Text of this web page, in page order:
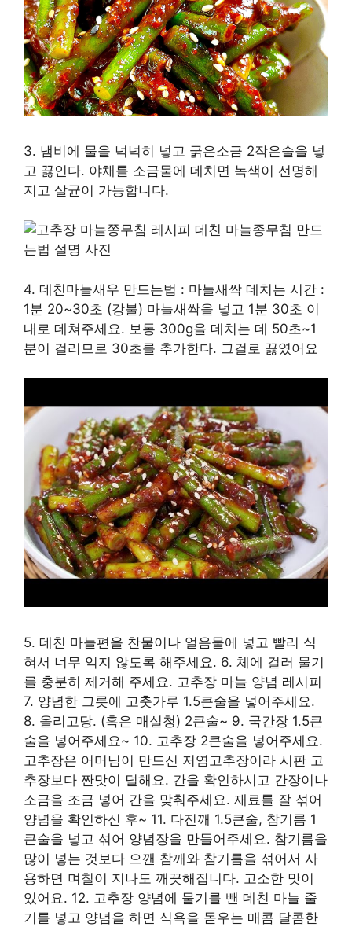
3. 냄비에 물을 넉넉히 넣고 굵은소금 2작은술을 넣
고 끓인다. 야채를 소금물에 데치면 녹색이 선명해
지고 살균이 가능합니다.
4. 데친마늘새우 만드는법 : 마늘새싹 데치는 시간 :
1분 20~30초 (강불) 마늘새싹을 넣고 1분 30초 이
내로 데쳐주세요. 보통 300g을 데치는 데 50초~1
분이 걸리므로 30초를 추가한다. 그걸로 끓였어요
5. 데친 마늘편을 찬물이나 얼음물에 넣고 빨리 식
혀서 너무 익지 않도록 해주세요. 6. 체에 걸러 물기
를 충분히 제거해 주세요. 고추장 마늘 양념 레시피
7. 양념한 그릇에 고춧가루 1.5큰술을 넣어주세요.
8. 올리고당. (혹은 매실청) 2큰술~ 9. 국간장 1.5큰
술을 넣어주세요~ 10. 고추장 2큰술을 넣어주세요.
고추장은 어머님이 만드신 저염고추장이라 시판 고
추장보다 짠맛이 덜해요. 간을 확인하시고 간장이나
소금을 조금 넣어 간을 맞춰주세요. 재료를 잘 섞어
양념을 확인하신 후~ 11. 다진깨 1.5큰술, 참기름 1
큰술을 넣고 섞어 양념장을 만들어주세요. 참기름을
많이 넣는 것보다 으깬 참깨와 참기름을 섞어서 사
용하면 며칠이 지나도 깨끗해집니다. 고소한 맛이
있어요. 12. 고추장 양념에 물기를 뺀 데친 마늘 줄
기를 넣고 양념을 하면 식욕을 돋우는 매콤 달콤한